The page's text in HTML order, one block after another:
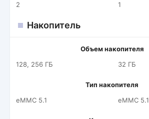
2
1
Накопитель
Объем накопителя
128, 256 ГБ
32 ГБ
Тип накопителя
eMMC 5.1
eMMC 5.1